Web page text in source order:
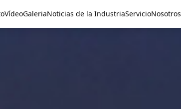
VídeoGaleriaNoticias de la IndustriaServicioNosotros